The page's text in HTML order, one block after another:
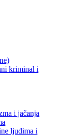
kriminal i
i jačanja
ljudima i